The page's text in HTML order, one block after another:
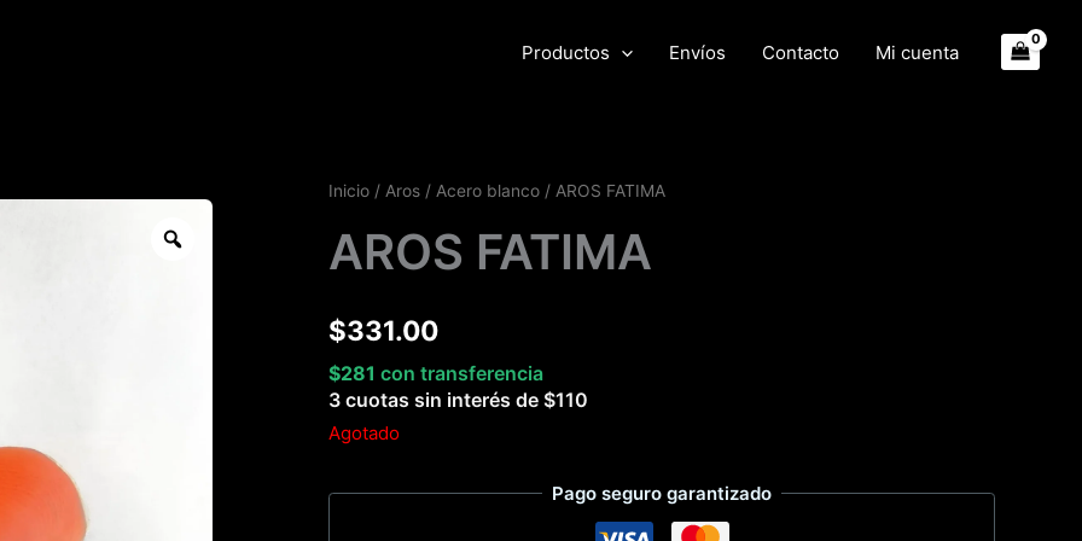
Productos Envíos Contacto Mi cuenta
Inicio / Aros / Acero blanco / AROS FATIMA
AROS FATIMA
$331.00
$281 con transferencia
3 cuotas sin interés de $110
Agotado
Pago seguro garantizado